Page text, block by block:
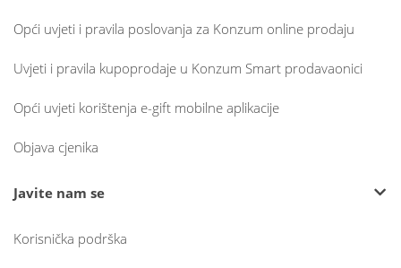
Opći uvjeti i pravila poslovanja za Konzum online prodaju
Uvjeti i pravila kupoprodaje u Konzum Smart prodavaonici
Opći uvjeti korištenja e-gift mobilne aplikacije
Objava cjenika
Javite nam se
Korisnička podrška